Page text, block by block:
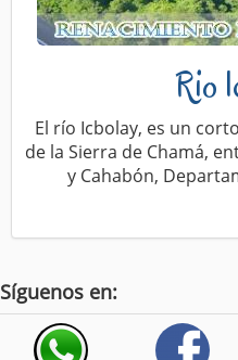
Rio
El río Icbolay, es un
de la Sierra de Chamá,
y Cahabón,
Síguenos en: